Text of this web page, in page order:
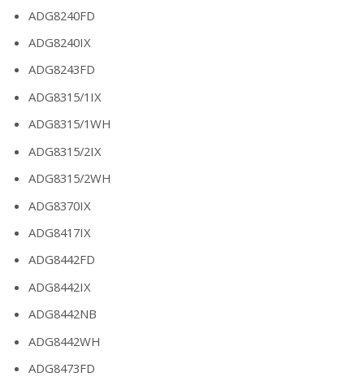
ADG8240FD
ADG8240IX
ADG8243FD
ADG8315/1IX
ADG8315/1WH
ADG8315/2IX
ADG8315/2WH
ADG8370IX
ADG8417IX
ADG8442FD
ADG8442IX
ADG8442NB
ADG8442WH
ADG8473FD